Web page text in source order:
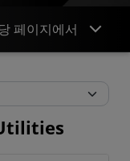
페이지에서
and Utilities